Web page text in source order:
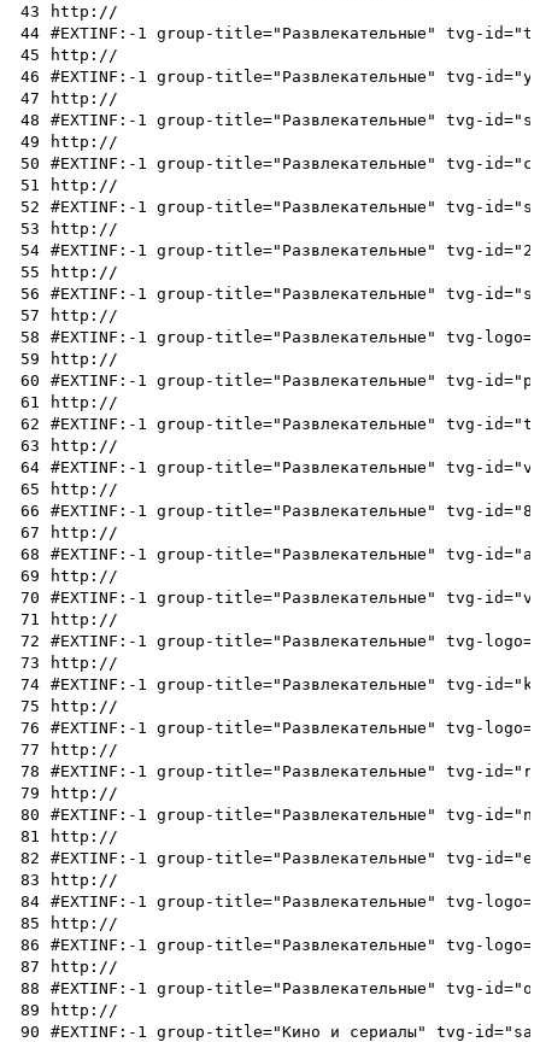
43
http://
44 #EXTINF:-1 group-title="Развлекательные" tvg-
45
http://
46
#EXTINF:-1 group-title="Развлекательные" tvg-
47
http://
48
#EXTINF:-1 group-title="Развлекательные" tvg-
49
http://
50
#EXTINF:-1 group-title="Развлекательные" tvg-
51
http://
52
#EXTINF:-1 group-title="Развлекательные" tvg-
53
http://
54 #EXTINF:-1 group-title="Развлекательные" tvg-
55
http://
56
#EXTINF:-1 group-title="Развлекательные" tvg-
57
http://
58
#EXTINF:-1 group-title="Развлекательные" tvg-
59
http://
60
#EXTINF:-1 group-title="Развлекательные" tvg-
61
http://
62
#EXTINF:-1 group-title="Развлекательные" tvg-
63
http://
64 #EXTINF:-1 group-title="Развлекательные" tvg-
65
http://
66
#EXTINF:-1 group-title="Развлекательные" tvg-
67
http://
68
#EXTINF:-1 group-title="Развлекательные" tvg-
69
http://
70
#EXTINF:-1 group-title="Развлекательные" tvg-
71
http://
72
#EXTINF:-1 group-title="Развлекательные" tvg-
73
http://
74 #EXTINF:-1 group-title="Развлекательные" tvg-
75
http://
76
#EXTINF:-1 group-title="Развлекательные" tvg-
77
http://
78
#EXTINF:-1 group-title="Развлекательные" tvg-
79
http://
80
#EXTINF:-1 group-title="Развлекательные" tvg-
81
http://
82
#EXTINF:-1 group-title="Развлекательные" tvg-
83
http://
84 #EXTINF:-1 group-title="Развлекательные" tvg-
85
http://
86
#EXTINF:-1 group-title="Развлекательные" tvg-
87
http://
88
#EXTINF:-1 group-title="Развлекательные" tvg-
89
http://
90
#EXTINF:-1 group-title="Кино и сериалы" tvg-